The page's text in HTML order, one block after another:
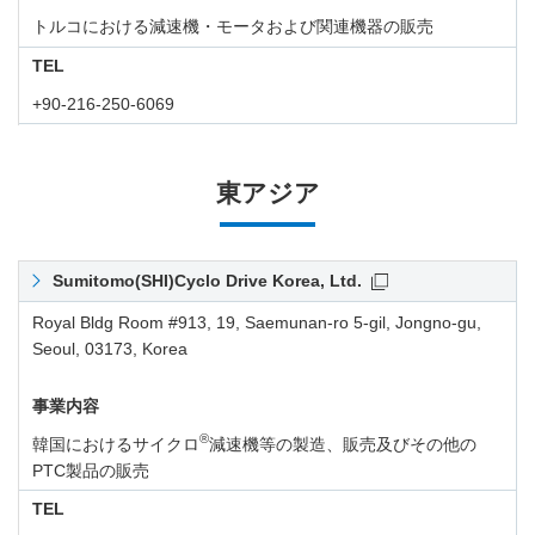
トルコにおける減速機・モータおよび関連機器の販売
TEL
+90-216-250-6069
東アジア
Sumitomo(SHI)Cyclo Drive Korea, Ltd.
Royal Bldg Room #913, 19, Saemunan-ro 5-gil, Jongno-gu,
Seoul, 03173, Korea
事業内容
韓国におけるサイクロ®減速機等の製造、販売及びその他の
PTC製品の販売
TEL